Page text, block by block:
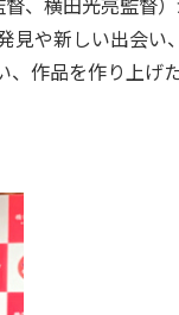
見や新しい出会い
、作品を作り上げ